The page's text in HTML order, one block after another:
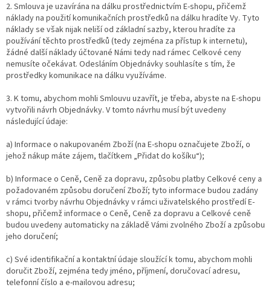
2. Smlouva je uzavírána na dálku prostřednictvím E-shopu, přičemž
náklady na použití komunikačních prostředků na dálku hradíte Vy. Tyto
náklady se však nijak neliší od základní sazby, kterou hradíte za
používání těchto prostředků (tedy zejména za přístup k internetu),
žádné další náklady účtované Námi tedy nad rámec Celkové ceny
nemusíte očekávat. Odesláním Objednávky souhlasíte s tím, že
prostředky komunikace na dálku využíváme.
3. K tomu, abychom mohli Smlouvu uzavřít, je třeba, abyste na E-shopu
vytvořili návrh Objednávky. V tomto návrhu musí být uvedeny
následující údaje:
a) Informace o nakupovaném Zboží (na E-shopu označujete Zboží, o
jehož nákup máte zájem, tlačítkem „Přidat do košíku“);
b) Informace o Ceně, Ceně za dopravu, způsobu platby Celkové ceny a
požadovaném způsobu doručení Zboží; tyto informace budou zadány
v rámci tvorby návrhu Objednávky v rámci uživatelského prostředí E-
shopu, přičemž informace o Ceně, Ceně za dopravu a Celkové ceně
budou uvedeny automaticky na základě Vámi zvolného Zboží a způsobu
jeho doručení;
c) Své identifikační a kontaktní údaje sloužící k tomu, abychom mohli
doručit Zboží, zejména tedy jméno, příjmení, doručovací adresu,
telefonní číslo a e-mailovou adresu;